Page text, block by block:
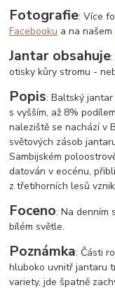
Fotografie: Více
Facebooku a na našem
Jantar obsahuje
otisky kůry stromu -
Popis: Baltský
s vyšším, až 8%
naleziště se nachází v
světových zásob
Sambijském
datován v eocénu,
z třetihorních lesů
Foceno: Na denním
bílém světle.
Poznámka: Části
hluboko uvnitř jantaru
variety, jde špatně